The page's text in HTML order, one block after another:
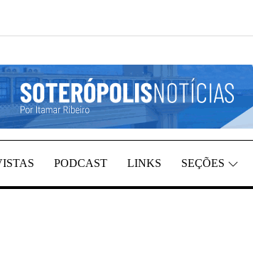
RIBEIRO
PODCAST LINKS SEÇÕES